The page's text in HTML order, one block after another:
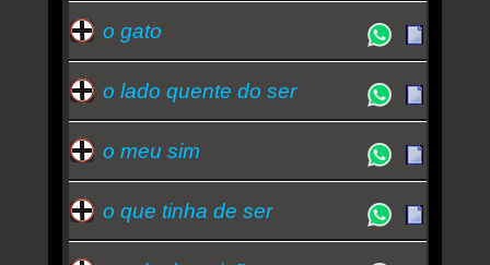
o gato
o lado quente do ser
o meu sim
o que tinha de ser